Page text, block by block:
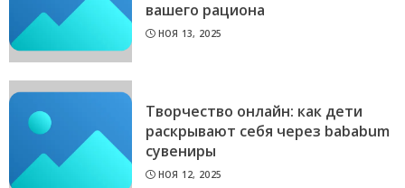
вашего рациона
НОЯ 13, 2025
Творчество онлайн: как дети
раскрывают себя через bababum
сувениры
НОЯ 12, 2025